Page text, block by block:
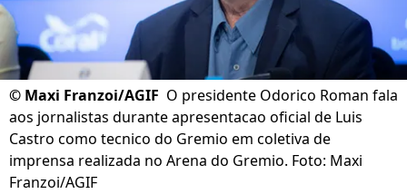
© Maxi Franzoi/AGIF O presidente Odorico Roman fala
aos jornalistas durante apresentacao oficial de Luis
Castro como tecnico do Gremio em coletiva de
imprensa realizada no Arena do Gremio. Foto: Maxi
Franzoi/AGIF